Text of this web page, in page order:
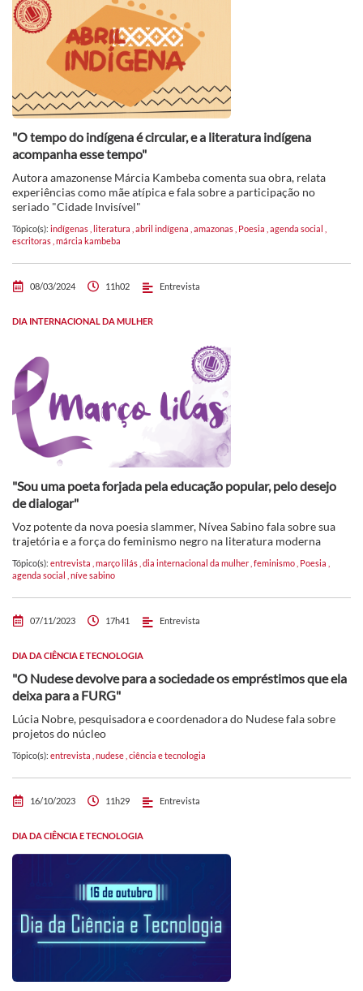
"O tempo do indígena é circular, e a literatura indígena
acompanha esse tempo"
Autora amazonense Márcia Kambeba comenta sua obra, relata
experiências como mãe atípica e fala sobre a participação no
seriado "Cidade Invisível"
Tópico(s): indígenas literatura abril indígena amazonas Poesia agenda social
escritoras márcia kambeba
08/03/2024 11h02 Entrevista
DIA INTERNACIONAL DA MULHER
"Sou uma poeta forjada pela educação popular, pelo desejo
de dialogar"
Voz potente da nova poesia slammer, Nívea Sabino fala sobre sua
trajetória e a força do feminismo negro na literatura moderna
Tópico(s): entrevista março lilás dia internacional da mulher feminismo Poesia
agenda social níve sabino
07/11/2023 17h41 Entrevista
DIA DA CIÊNCIA E TECNOLOGIA
"O Nudese devolve para a sociedade os empréstimos que ela
deixa para a FURG"
Lúcia Nobre, pesquisadora e coordenadora do Nudese fala sobre
projetos do núcleo
Tópico(s): entrevista nudese ciência e tecnologia
16/10/2023 11h29 Entrevista
DIA DA CIÊNCIA E TECNOLOGIA